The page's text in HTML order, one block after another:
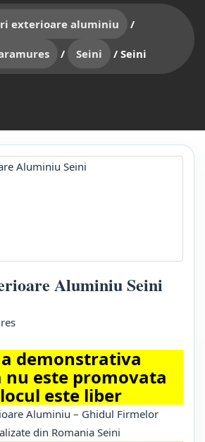
exterioare aluminiu /
/ Seini / Seini
Aluminiu Seini
demonstrativa
nu este promovata
este liber
Aluminiu – Ghidul Firmelor
din Romania Seini